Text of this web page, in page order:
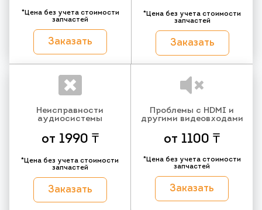
*Цена без учета стоимости
запчастей
Заказать
*Цена без учета стоимости
запчастей
Заказать
Неисправности
аудиосистемы
от 1990 ₸
*Цена без учета стоимости
запчастей
Заказать
Проблемы с HDMI и
другими видеовходами
от 1100 ₸
*Цена без учета стоимости
запчастей
Заказать